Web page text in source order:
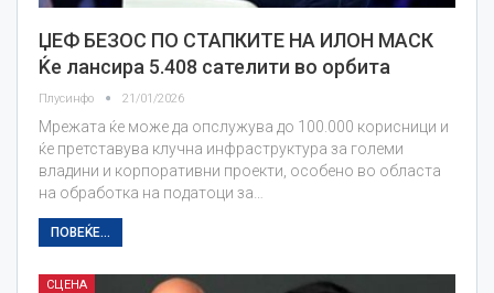
ЏЕФ БЕЗОС ПО СТАПКИТЕ НА ИЛОН МАСК
Ќе лансира 5.408 сателити во орбита
Плусинфо 21/01/2026
Мрежата ќе може да опслужува до 100.000 корисници и
ќе претставува клучна инфраструктура за големи
владини и корпоративни проекти, особено во областа
на обработка на податоци за…
ПОВЕЌЕ...
СЦЕНА